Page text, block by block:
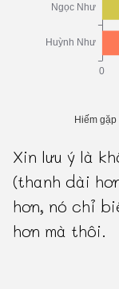
Xin lưu ý là
(thanh dài
hơn, nó chỉ
hơn mà thôi.